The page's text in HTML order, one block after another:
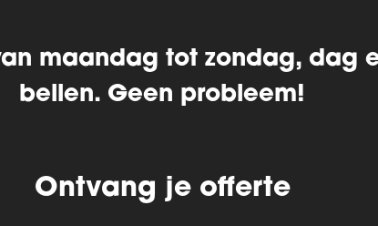
maandag tot zondag, dag
bellen. Geen probleem!
Ontvang je offerte